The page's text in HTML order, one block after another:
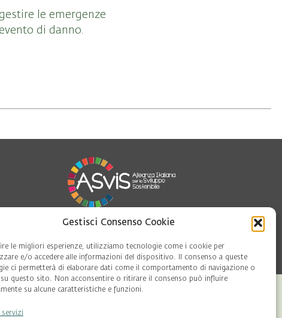
Gestisci Consenso Cookie
le migliori esperienze, utilizziamo tecnologie come i cookie per
e/o accedere alle informazioni del dispositivo. Il consenso a queste
ci permetterà di elaborare dati come il comportamento di navigazione o
su questo sito. Non acconsentire o ritirare il consenso può influire
su alcune caratteristiche e funzioni.
servizi
le emergenze
di danno.